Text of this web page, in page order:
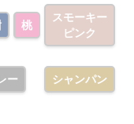
桃
スモーキー
ピンク
ー シャンパン